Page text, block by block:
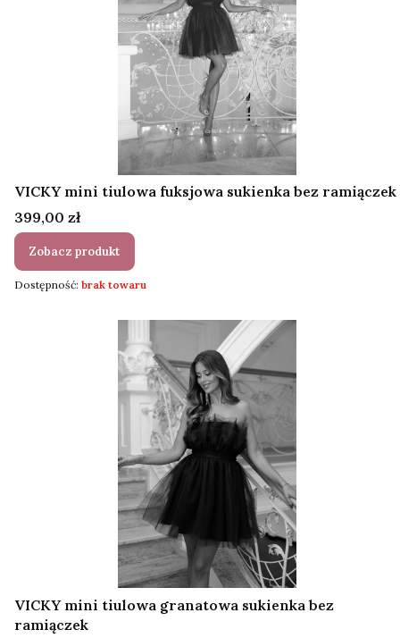
VICKY mini tiulowa fuksjowa sukienka bez ramiączek
Cena
399,00 zł
Zobacz produkt
Dostępność: brak towaru
VICKY mini tiulowa granatowa sukienka bez
ramiączek